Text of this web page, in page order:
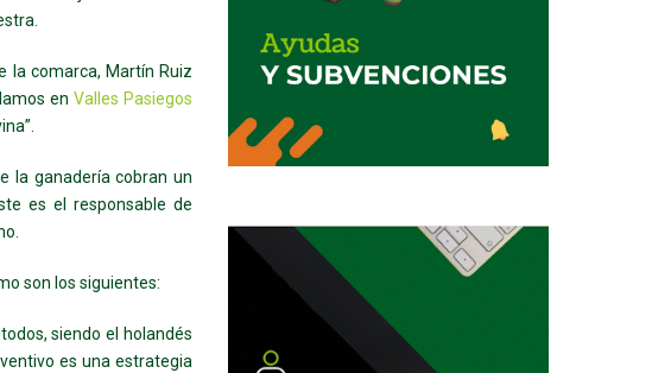
la comarca, Martín Ruiz
enValles Pasiegos
la ganadería cobran un
es el responsable de
son los siguientes:
siendo el holandés
es una estrategia